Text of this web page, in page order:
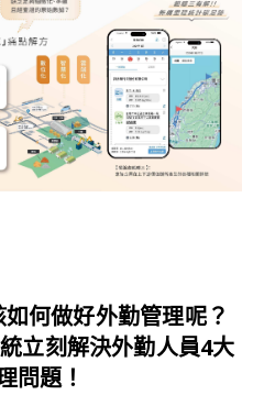
何做好外勤管理呢？
立刻解決外勤人員4大
問題！